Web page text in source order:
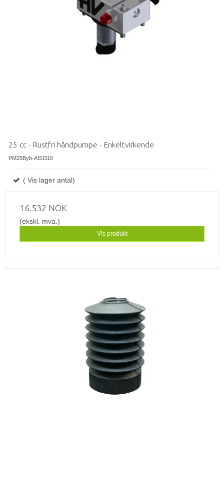
25 cc - Rustfri håndpumpe - Enkeltvirkende
PM25Byb-AISI316
( Vis lager antal)
16.532 NOK
(ekskl. mva.)
Vis produkt